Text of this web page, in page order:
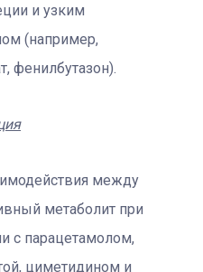
и узким
(например,
фенилбутазон).
между
метаболит при
с парацетамолом,
циметидином и